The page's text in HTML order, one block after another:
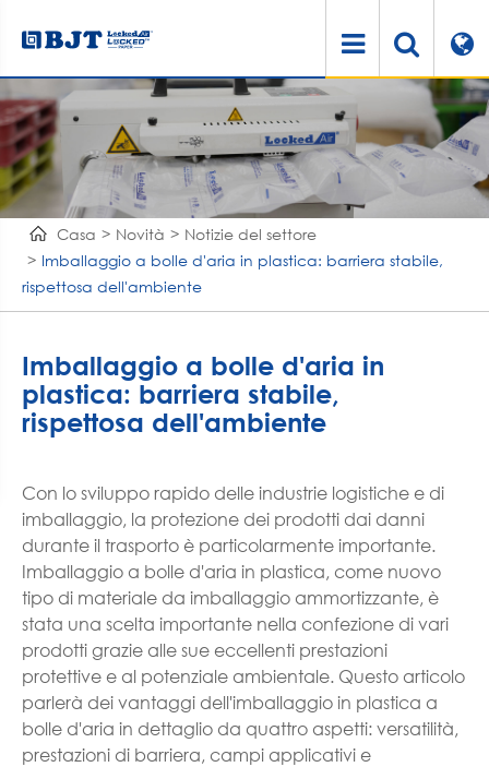
Casa Novità
Notizie del settore
Imballaggio a bolle d'aria in plastica: barriera stabile,
rispettosa dell'ambiente
Imballaggio a bolle d'aria in
plastica: barriera stabile,
rispettosa dell'ambiente
Con lo sviluppo rapido delle industrie logistiche e di
imballaggio, la protezione dei prodotti dai danni
durante il trasporto è particolarmente importante.
Imballaggio a bolle d'aria in plastica, come nuovo
tipo di materiale da imballaggio ammortizzante, è
stata una scelta importante nella confezione di vari
prodotti grazie alle sue eccellenti prestazioni
protettive e al potenziale ambientale. Questo articolo
parlerà dei vantaggi dell'imballaggio in plastica a
bolle d'aria in dettaglio da quattro aspetti: versatilità,
prestazioni di barriera, campi applicativi e